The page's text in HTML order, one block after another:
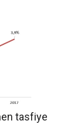
tasfiye